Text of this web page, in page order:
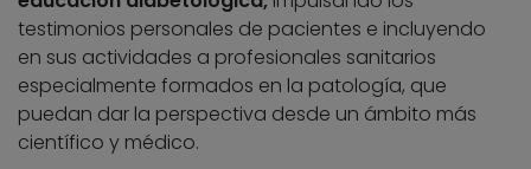
testimonios personales de pacientes e incluyendo
en sus actividades a profesionales sanitarios
especialmente formados en la patología, que
puedan dar la perspectiva desde un ámbito más
científico y médico.